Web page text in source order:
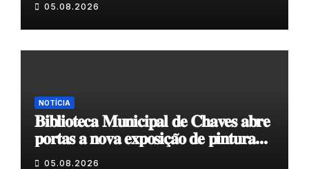
05.08.2026
NOTÍCIA
𝐁𝐢𝐛𝐥𝐢𝐨𝐭𝐞𝐜𝐚 𝐌𝐮𝐧𝐢𝐜𝐢𝐩𝐚𝐥 𝐝𝐞 𝐂𝐡𝐚𝐯𝐞𝐬 𝐚𝐛𝐫𝐞
𝐩𝐨𝐫𝐭𝐚𝐬 𝐚 𝐧𝐨𝐯𝐚 𝐞𝐱𝐩𝐨𝐬𝐢𝐜̧𝐚̃𝐨 𝐝𝐞 𝐩𝐢𝐧𝐭𝐮𝐫𝐚
𝐝𝐮𝐫𝐚𝐧𝐭𝐞 𝐨 𝐦𝐞̂𝐬 𝐝𝐞 𝐚𝐠𝐨𝐬𝐭𝐨
05.08.2026